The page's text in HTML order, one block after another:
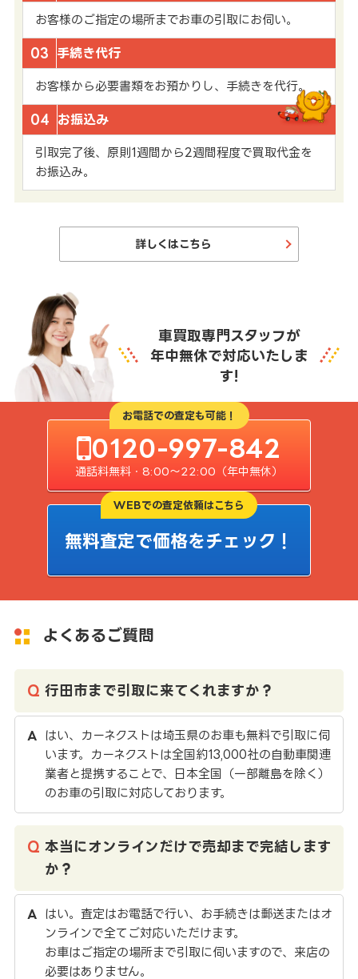
お客様のご指定の場所までお車の引取にお伺い。
03 手続き代行
お客様から必要書類をお預かりし、手続きを代行。
04 お振込み
引取完了後、原則1週間から2週間程度で買取代金を
お振込み。
詳しくはこちら
車買取専門スタッフが
年中無休で対応いたしま
す!
お電話での査定も可能！
0120-997-842
通話料無料・8:00〜22:00（年中無休）
WEBでの査定依頼はこちら
無料査定で価格をチェック！
よくあるご質問
行田市まで引取に来てくれますか？
はい、カーネクストは埼玉県のお車も無料で引取に伺
います。カーネクストは全国約13,000社の自動車関連
業者と提携することで、日本全国（一部離島を除く）
のお車の引取に対応しております。
本当にオンラインだけで売却まで完結します
か？
はい。査定はお電話で行い、お手続きは郵送またはオ
ンラインで全てご対応いただけます。
お車はご指定の場所まで引取に伺いますので、来店の
必要はありません。